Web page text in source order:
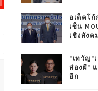
อเด็คโ
เซ็น
เชิงสังค
"เทวัญ"
ส่องผี"
อีก